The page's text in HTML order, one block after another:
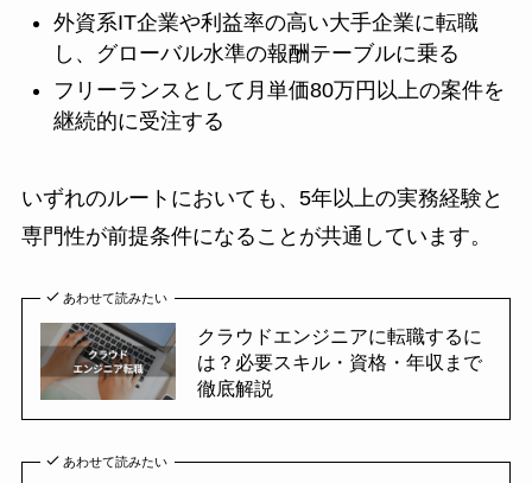
外資系IT企業や利益率の高い大手企業に転職
し、グローバル水準の報酬テーブルに乗る
フリーランスとして月単価80万円以上の案件を
継続的に受注する
いずれのルートにおいても、5年以上の実務経験と
専門性が前提条件になることが共通しています。
あわせて読みたい
クラウドエンジニアに転職するに
は？必要スキル・資格・年収まで
徹底解説
あわせて読みたい